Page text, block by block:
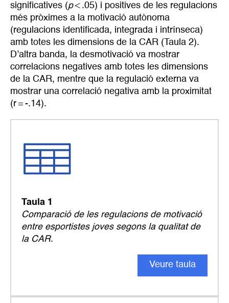
significatives (p< .05) i positives de les regulacions
més pròximes a la motivació autònoma
(regulacions identificada, integrada i intrínseca)
amb totes les dimensions de la CAR (Taula 2).
D’altra banda, la desmotivació va mostrar
correlacions negatives amb totes les dimensions
de la CAR, mentre que la regulació externa va
mostrar una correlació negativa amb la proximitat
(r = -.14).
Taula 1
Comparació de les regulacions de motivació
entre esportistes joves segons la qualitat de
la CAR.
Veure taula